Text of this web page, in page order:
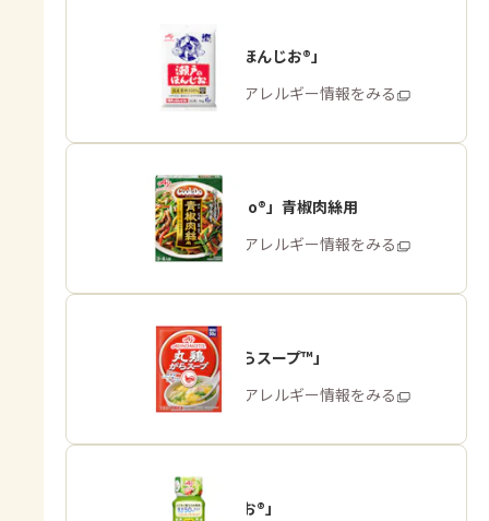
「瀬戸のほんじお®」
商品・アレルギー情報をみる
「Cook Do®」青椒肉絲用
商品・アレルギー情報をみる
「丸鶏がらスープ™」
商品・アレルギー情報をみる
「やさしお®」